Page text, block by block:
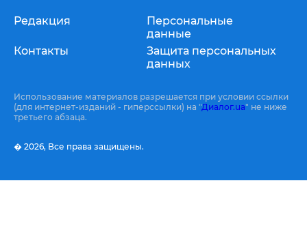
Редакция
Контакты
Персональные
данные
Защита персональных
данных
Использование материалов разрешается при условии ссылки
(для интернет-изданий - гиперссылки) на "Диалог.ua" не ниже
третьего абзаца.
� 2026, Все права защищены.